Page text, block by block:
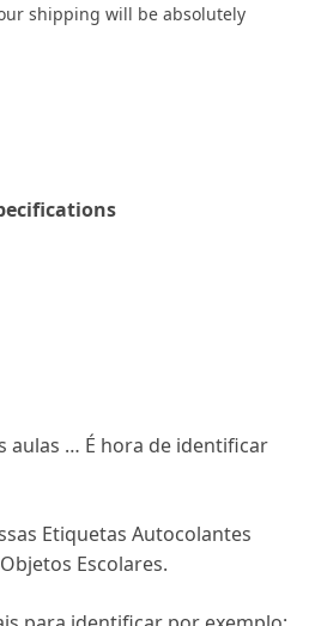
shipping will be absolutely
aulas … É hora de identificar
Etiquetas Autocolantes
Escolares.